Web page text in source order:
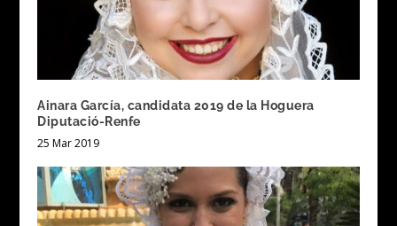
Ainara García, candidata 2019 de la Hoguera
Diputació-Renfe
25 Mar 2019